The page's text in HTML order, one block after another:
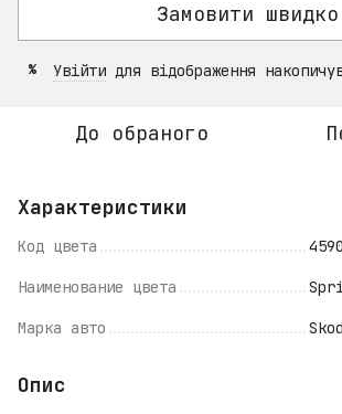
Замовити швидко
% Увійти для відображення
До обраного
Характеристики
Код цвета 4590
Наименование цвета
Марка авто
Опис